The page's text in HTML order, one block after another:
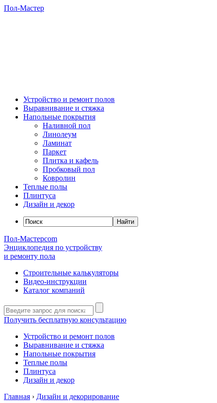
Пол-Мастер
Устройство и ремонт полов
Выравнивание и стяжка
Напольные покрытия
Наливной пол
Линолеум
Ламинат
Паркет
Плитка и кафель
Пробковый пол
Ковролин
Теплые полы
Плинтуса
Дизайн и декор
Пол-Мастерcom
Энциклопедия по устройству
и ремонту пола
Строительные калькуляторы
Видео-инструкции
Каталог компаний
Получить бесплатную консультацию
Устройство и ремонт полов
Выравнивание и стяжка
Напольные покрытия
Теплые полы
Плинтуса
Дизайн и декор
Главная › Дизайн и декорирование